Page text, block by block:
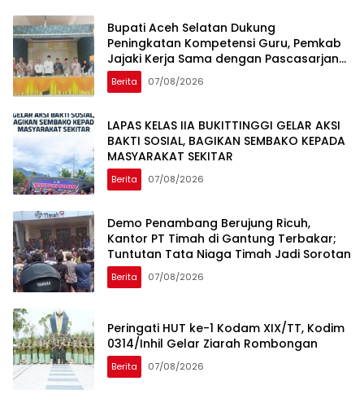
Bupati Aceh Selatan Dukung
Peningkatan Kompetensi Guru, Pemkab
Jajaki Kerja Sama dengan Pascasarjana
USK
Berita 07/08/2026
LAPAS KELAS IIA BUKITTINGGI GELAR AKSI
BAKTI SOSIAL, BAGIKAN SEMBAKO KEPADA
MASYARAKAT SEKITAR
Berita 07/08/2026
Demo Penambang Berujung Ricuh,
Kantor PT Timah di Gantung Terbakar;
Tuntutan Tata Niaga Timah Jadi Sorotan
Berita 07/08/2026
Peringati HUT ke-1 Kodam XIX/TT, Kodim
0314/Inhil Gelar Ziarah Rombongan
Berita 07/08/2026